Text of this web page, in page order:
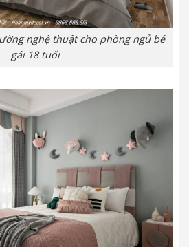
nghệ thuật cho phòng ngủ bé
gái 18 tuổi